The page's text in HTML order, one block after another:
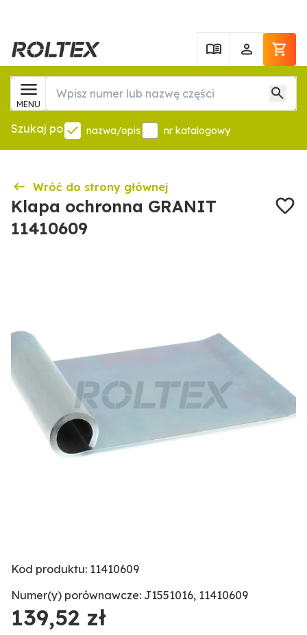
MENU
Szukaj po nazwa/opis nr katalogowy
Wróć do strony głównej
Klapa ochronna GRANIT
11410609
Kod produktu: 11410609
Numer(y) porównawcze: J1551016, 11410609
139,52 zł